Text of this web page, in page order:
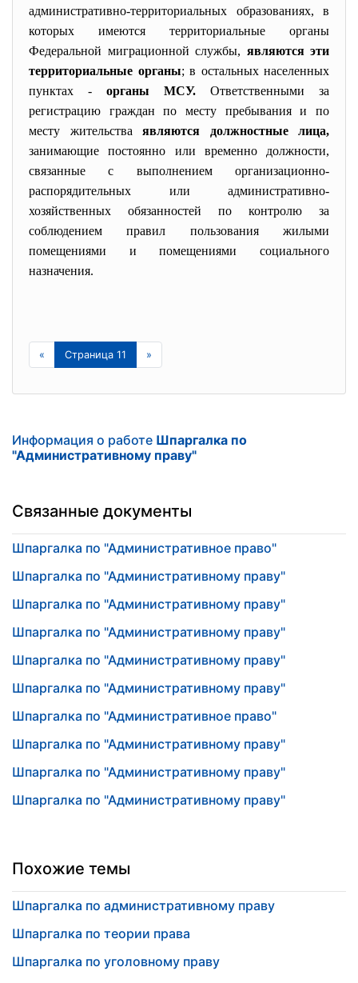
административно-территориальных образованиях, в
которых имеются территориальные органы
Федеральной миграционной службы, являются эти
территориальные органы; в остальных населенных
пунктах - органы МСУ. Ответственными за
регистрацию граждан по месту пребывания и по
месту жительства являются должностные лица,
занимающие постоянно или временно должности,
связанные с выполнением организационно-
распорядительных или административно-
хозяйственных обязанностей по контролю за
соблюдением правил пользования жилыми
помещениями и помещениями социального
назначения.
« Страница 11 »
Информация о работе Шпаргалка по
"Административному праву"
Связанные документы
Шпаргалка по "Административное право"
Шпаргалка по "Административному праву"
Шпаргалка по "Административному праву"
Шпаргалка по "Административному праву"
Шпаргалка по "Административному праву"
Шпаргалка по "Административному праву"
Шпаргалка по "Административное право"
Шпаргалка по "Административному праву"
Шпаргалка по "Административному праву"
Шпаргалка по "Административному праву"
Похожие темы
Шпаргалка по административному праву
Шпаргалка по теории права
Шпаргалка по уголовному праву